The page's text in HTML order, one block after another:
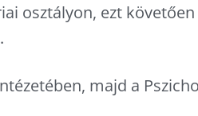
osztályon, ezt követően
majd a